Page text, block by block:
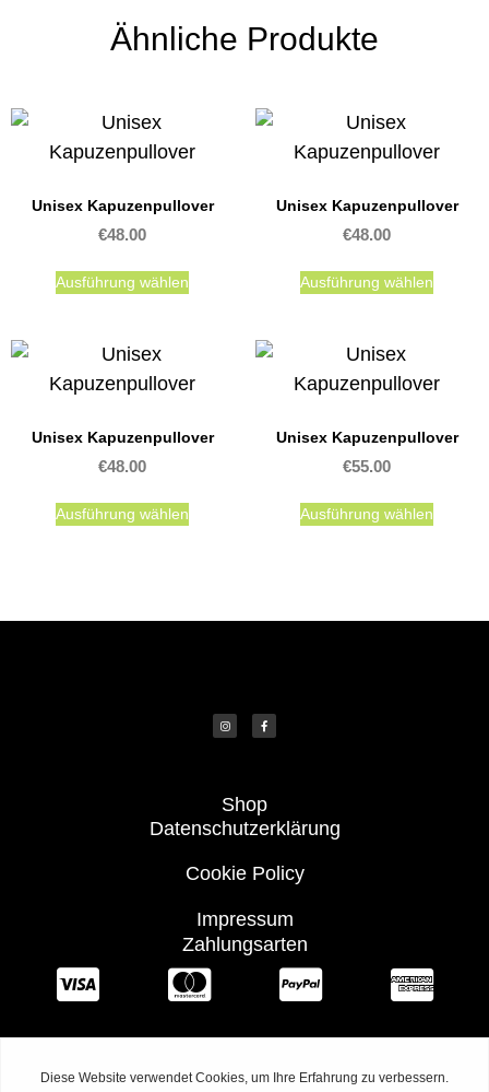
Ähnliche Produkte
Unisex Kapuzenpullover
€48.00
Ausführung wählen
Unisex Kapuzenpullover
€48.00
Ausführung wählen
Unisex Kapuzenpullover
€48.00
Ausführung wählen
Unisex Kapuzenpullover
€55.00
Ausführung wählen
Shop
Datenschutzerklärung
Cookie Policy
Impressum
Zahlungsarten